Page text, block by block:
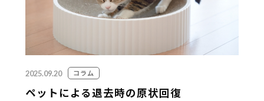
095-839-1983
Webから簡単お見積り！
2025.09.20 コラム
ペットによる退去時の原状回復